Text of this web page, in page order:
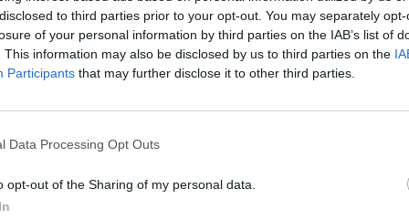
to third parties prior to your opt-out. You may separately
of your personal information by third parties on the IAB’s list of
This information may also be disclosed by us to third parties on the
Participants that may further disclose it to other third parties.
Data Processing Opt Outs
opt-out of the Sharing of my personal data.
pačiam būti nuogam – nuostoliai, gėda.
akis niežėtų, čiaudėti nuo dulkių –
ar jūsų vandens čiaupas sugestų,
žmogumi, nuostoliai.
daikčiukų arba geltonų monetų –